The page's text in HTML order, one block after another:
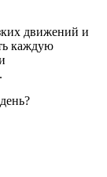
движений и
каждую